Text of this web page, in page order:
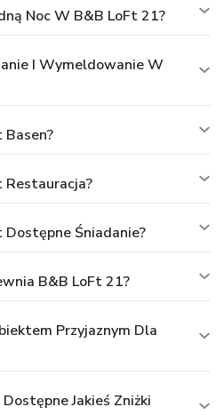
Noc W B&B LoFt 21?
I Wymeldowanie W
Restauracja?
Śniadanie?
B&B LoFt 21?
Przyjaznym Dla
Jakieś Zniżki